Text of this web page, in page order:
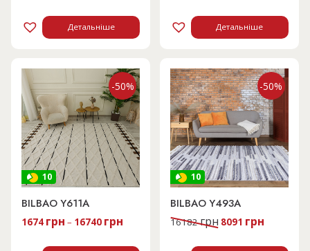
Детальніше Детальніше
10
-50%
BILBAO Y611A
1674 грн – 16740 грн
10
-50%
BILBAO Y493A
16182грн Оригінальна
ціна:
8091 грнПоточна
ціна: